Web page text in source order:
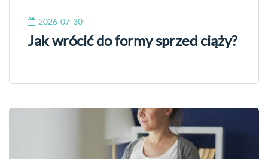
2026-07-30
Jak wrócić do formy sprzed ciąży?